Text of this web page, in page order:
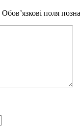
Обов’язкові поля